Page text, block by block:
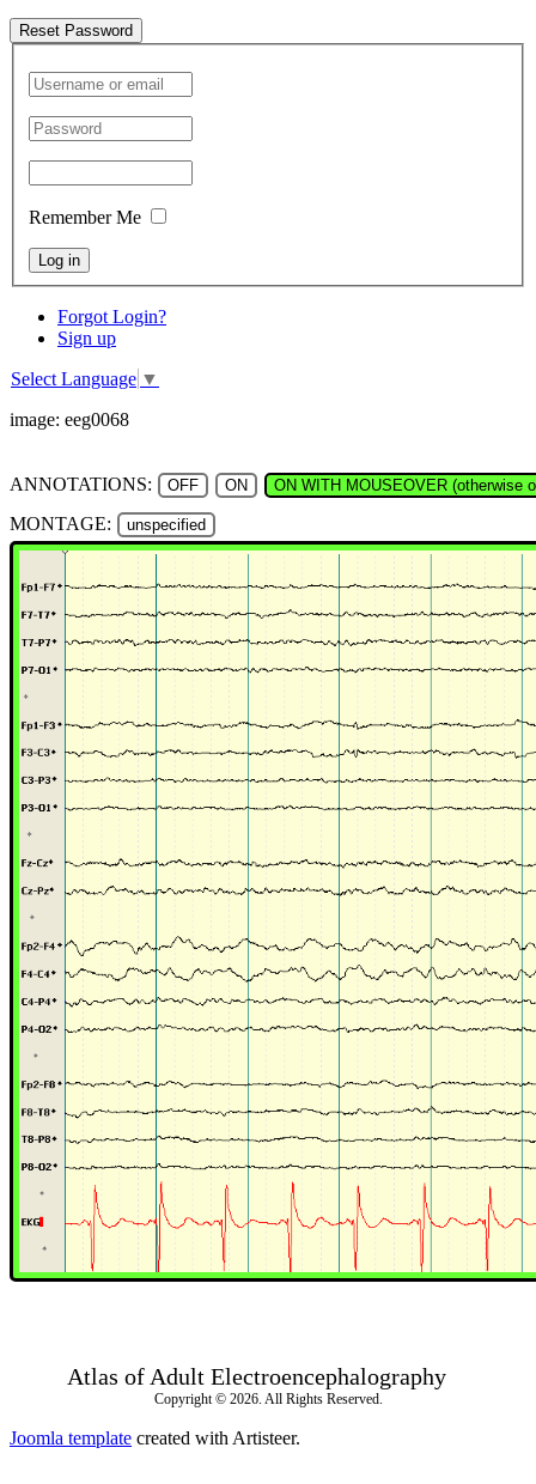
Reset Password
Remember Me
Log in
Forgot Login?
Sign up
Select Language ▼
image: eeg0068
ANNOTATIONS: OFF ON ON WITH MOUSEOVER (otherwise
MONTAGE: unspecified
Atlas of Adult Electroencephalography
Copyright © 2026. All Rights Reserved.
Joomla template created with Artisteer.